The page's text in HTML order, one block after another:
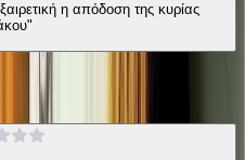
η απόδοση της κυρίας